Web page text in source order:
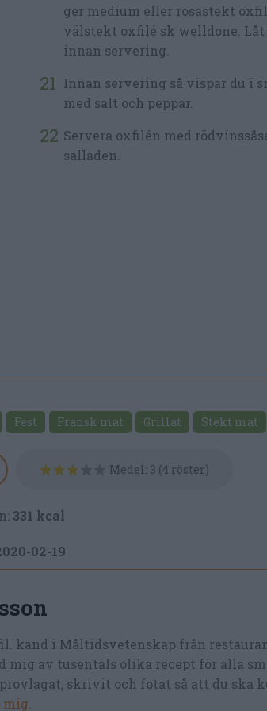
ger medium eller rosastekt
välstekt oxfilé sk welldone.
innan servering.
Innan servering så vispar du i
med salt och peppar.
Servera oxfilén med
salladen.
Fest Fransk mat Grillat Stekt mat
Medel: 3 (4 röster)
331 kcal
02-19
kand i Måltidsvetenskap från
mig av tusentals olika recept för alla
skrivit och fotat så att du ska
mig.